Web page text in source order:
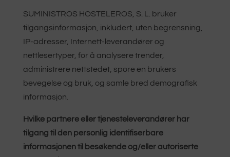
SUMINISTROS HOSTELEROS, S. L. bruker
tilgangsinformasjon, inkludert, uten begrensning,
IP-adresser, Internett-leverandører og
nettlesertyper, for å analysere trender,
administrere nettstedet, spore en brukers
bevegelse og bruk, og samle bred demografisk
informasjon.
Hvilke partnere eller tjenesteleverandører har
tilgang til den personlig identifiserbare
informasjonen til besøkende og/eller autoriserte